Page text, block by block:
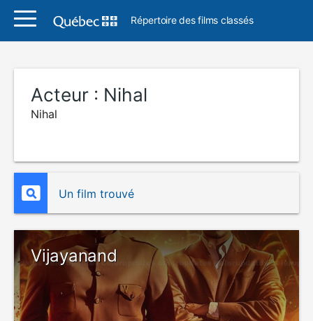
Répertoire des films classés
Acteur : Nihal
Nihal
Un film trouvé
Vijayanand